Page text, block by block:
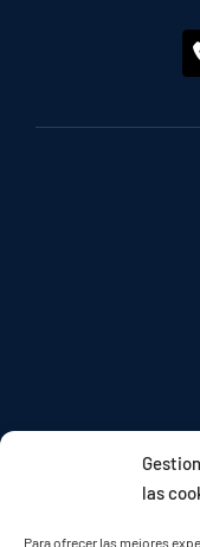
las
Para ofrecer las mejores